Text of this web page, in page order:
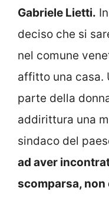
Gabriele Lietti.
deciso che si
nel comune
affitto una casa.
parte della
addirittura una
sindaco del
ad aver
scomparsa, non